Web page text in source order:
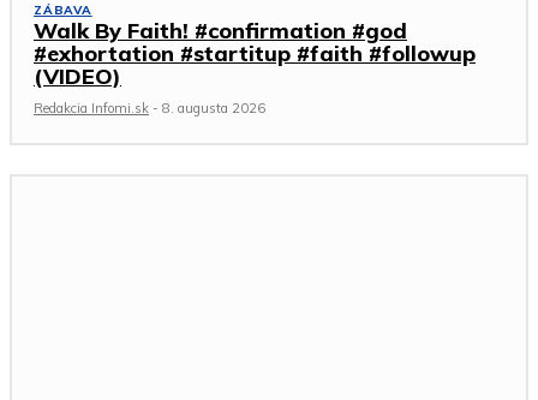
ZÁBAVA
Walk By Faith! #confirmation #god
#exhortation #startitup #faith #followup
(VIDEO)
Redakcia Infomi.sk - 8. augusta 2026